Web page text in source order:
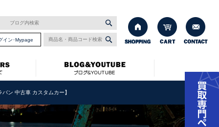
イン･Mypage
ン 中古車 カスタムカー】